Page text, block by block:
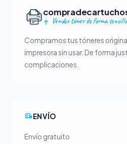
Vender tóner de forma sencilla
Compramos tus tóneres
impresora sin usar. De forma
complicaciones.
ENVÍO
Envío gratuito